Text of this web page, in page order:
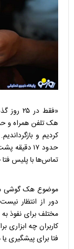
هک تلفن همراه و
حدود ۱۷
تماس‌ها با پلیس
موضوع هک گوشی
دور از انتظار
مختلف برای نفوذ
کاربران چه
فتا برای پیشگیری